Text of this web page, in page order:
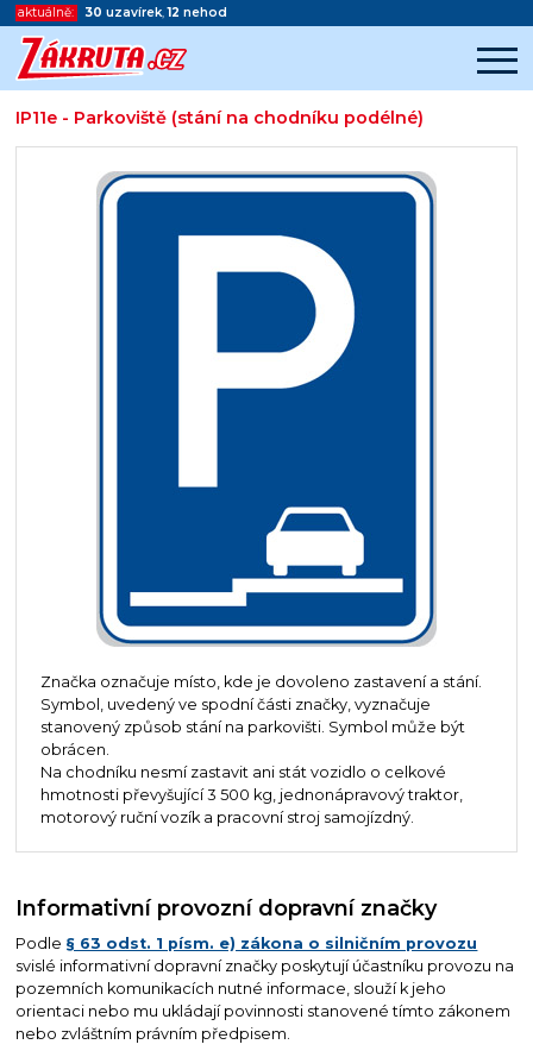
aktuálně: 30 uzavírek,12 nehod
IP11e - Parkoviště (stání na chodníku podélné)
Začátek reklamy
Konec reklamy
Značka označuje místo, kde je dovoleno zastavení a stání.
Symbol, uvedený ve spodní části značky, vyznačuje
stanovený způsob stání na parkovišti. Symbol může být
obrácen.
Na chodníku nesmí zastavit ani stát vozidlo o celkové
hmotnosti převyšující 3 500 kg, jednonápravový traktor,
motorový ruční vozík a pracovní stroj samojízdný.
Informativní provozní dopravní značky
Podle § 63 odst. 1 písm. e) zákona o silničním provozu
svislé informativní dopravní značky poskytují účastníku provozu na
pozemních komunikacích nutné informace, slouží k jeho
orientaci nebo mu ukládají povinnosti stanovené tímto zákonem
nebo zvláštním právním předpisem.